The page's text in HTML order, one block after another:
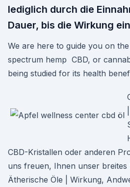
lediglich durch die
Dauer, bis die Wirkung
We are here to guide you on
spectrum hemp CBD, or
being studied for its health
CBD-Kristallen oder anderen
uns freuen, Ihnen unser breites
Ätherische Öle | Wirkung,